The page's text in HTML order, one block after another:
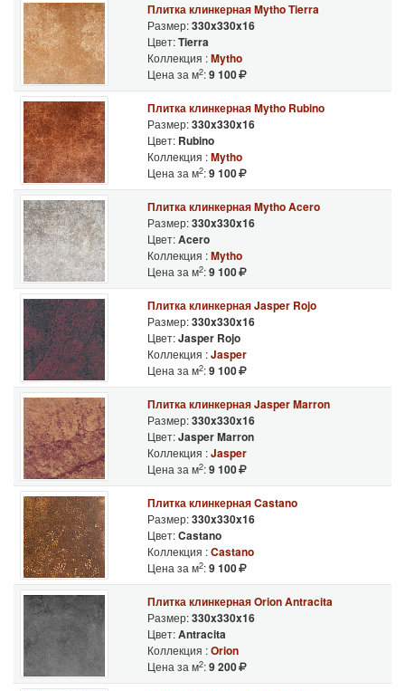
Плитка клинкерная Mytho Tierra
Размер:330x330x16
Цвет:Tierra
Коллекция :Mytho
Цена за м2:9 100
Плитка клинкерная Mytho Rubino
Размер:330x330x16
Цвет: Rubino
Коллекция :Mytho
Цена за м2:9 100
Плитка клинкерная Mytho Acero
Размер:330x330x16
Цвет:Acero
Коллекция :Mytho
Цена за м2:9 100
Плитка клинкерная Jasper Rojo
Размер:330x330x16
Цвет:Jasper Rojo
Коллекция :Jasper
Цена за м2:9 100
Плитка клинкерная Jasper Marron
Размер:330x330x16
Цвет:Jasper Marron
Коллекция :Jasper
Цена за м2:9 100
Плитка клинкерная Castano
Размер:330x330x16
Цвет:Castano
Коллекция :Castano
Цена за м2:9 100
Плитка клинкерная Orion Antracita
Размер:330x330x16
Цвет:Antracita
Коллекция :Orion
Цена за м2:9 200